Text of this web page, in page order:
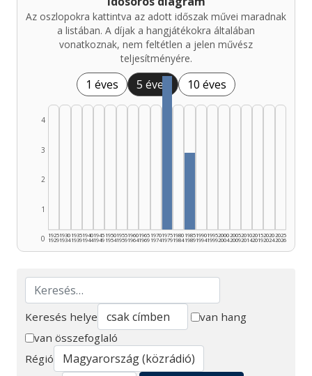
Az oszlopokra kattintva az adott időszak művei maradnak
a listában. A díjak a hangjátékokra általában
vonatkoznak, nem feltétlen a jelen művész
teljesítményére.
1 éves 5 éves 10 éves
0
1
2
3
4
1925
1929
1930
1934
1935
1939
1940
1944
1945
1949
1950
1954
1955
1959
1960
1964
1965
1969
1970
1974
1975
1979
1980
1984
1985
1989
1990
1994
1995
1999
2000
2004
2005
2009
2010
2014
2015
2019
2020
2024
2025
2026
Keresés
Keresés helye
van hang
van összefoglaló
Régió